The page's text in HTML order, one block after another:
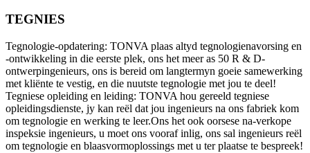
TEGNIES
Tegnologie-opdatering: TONVA plaas altyd tegnologienavorsing en
-ontwikkeling in die eerste plek, ons het meer as 50 R & D-
ontwerpingenieurs, ons is bereid om langtermyn goeie samewerking
met kliënte te vestig, en die nuutste tegnologie met jou te deel!
Tegniese opleiding en leiding: TONVA hou gereeld tegniese
opleidingsdienste, jy kan reël dat jou ingenieurs na ons fabriek kom
om tegnologie en werking te leer.Ons het ook oorsese na-verkope
inspeksie ingenieurs, u moet ons vooraf inlig, ons sal ingenieurs reël
om tegnologie en blaasvormoplossings met u ter plaatse te bespreek!